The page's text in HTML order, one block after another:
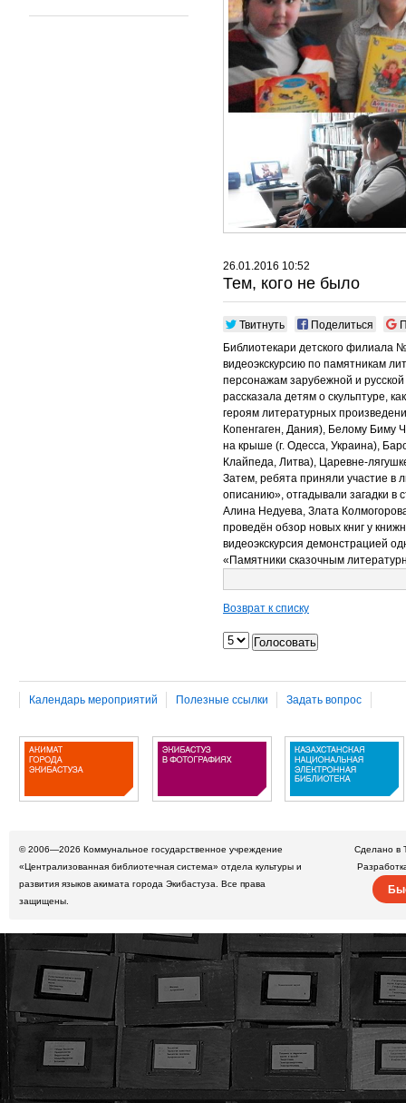
26.01.2016 10:52
Тем, кого не было
Твитнуть Поделиться
Библиотекари детского
видеоэкскурсию по памятникам
персонажам зарубежной и
рассказала детям о скульптуре,
героям литературных
Копенгаген, Дания), Белому Биму
на крыше (г. Одесса, Украина),
Клайпеда, Литва), Царевне-
Затем, ребята приняли участие в
описанию», отгадывали загадки в
Алина Недуева, Злата
проведён обзор новых книг у
видеоэкскурсия демонстрацией
«Памятники сказочным
Возврат к списку
Календарь мероприятий Полезные ссылки Задать вопрос
© 2006—2026 Коммунальное государственное учреждение
«Централизованная библиотечная система» отдела культуры и
развития языков акимата города Экибастуза. Все права
защищены.
Сделано в